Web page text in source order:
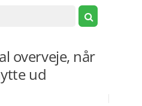
overveje, når
ud